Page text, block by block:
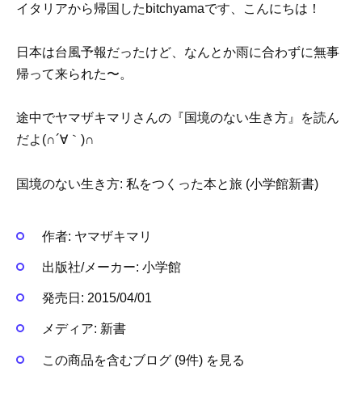
イタリアから帰国したbitchyamaです、こんにちは！
日本は台風予報だったけど、なんとか雨に合わずに無事
帰って来られた〜。
途中でヤマザキマリさんの『国境のない生き方』を読ん
だよ(∩´∀｀)∩
国境のない生き方: 私をつくった本と旅 (小学館新書)
作者: ヤマザキマリ
出版社/メーカー: 小学館
発売日: 2015/04/01
メディア: 新書
この商品を含むブログ (9件) を見る